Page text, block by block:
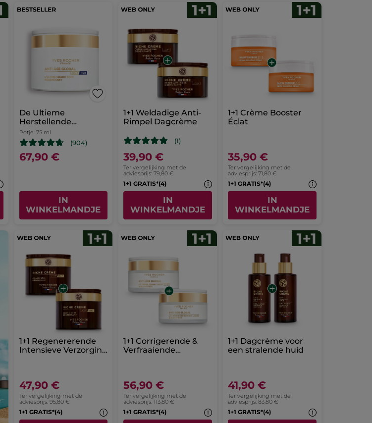
De Ultieme
Herstellende
Verzorging - Dag en
Nacht
Potje 75 ml
(904)
67,90 €
IN
WINKELMANDJE
1+1 Weldadige Anti-
Rimpel Dagcrème
(1)
39,90 €
Ter vergelijking met de
adviesprijs: 79,80 €
1+1 GRATIS*(4)
IN
WINKELMANDJE
1+1 Crème Booster
Éclat
35,90 €
Ter vergelijking met de
adviesprijs: 71,80 €
1+1 GRATIS*(4)
IN
WINKELMANDJE
1+1 Regenererende
Intensieve Verzorging
47,90 €
Ter vergelijking met de
adviesprijs: 95,80 €
1+1 GRATIS*(4)
1+1 Corrigerende &
Verfraaiende
56,90 €
Ter vergelijking met de
adviesprijs: 113,80 €
1+1 GRATIS*(4)
1+1 Dagcrème voor
een stralende huid
41,90 €
Ter vergelijking met de
adviesprijs: 83,80 €
1+1 GRATIS*(4)